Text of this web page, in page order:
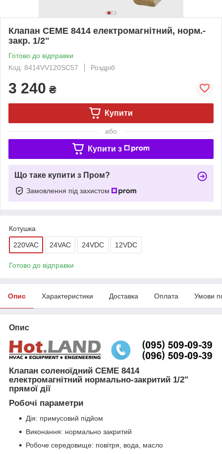
Клапан CEME 8414 електромагнітний, норм.-
закр. 1/2"
Готово до відправки
Код: 8414VV120SC57
Роздріб
3 240 ₴
Купити
або
Купити з
Що таке купити з Пром?
Замовлення під захистом
Котушка
220VAC 24VAC 24VDC 12VDC
Готово до відправки
Опис Характеристики Доставка Оплата Умови
Опис
Клапан соленоїдний CEME 8414
електромагнітний нормально-закритий 1/2"
прямої дії
Робочі параметри
Дія: примусовий підйом
Виконання: нормально закритий
Робоче середовище: повітря, вода, масло